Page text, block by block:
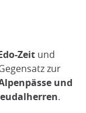
Zeit und
zur
und
.